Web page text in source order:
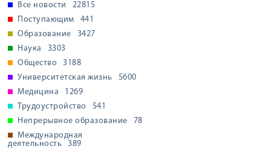
Все новости
22815
Поступающим
441
Образование
3427
Наука
3303
Общество
3188
Университетская жизнь
5600
Медицина
1269
Трудоустройство
541
Непрерывное образование
78
Международная
деятельность
389